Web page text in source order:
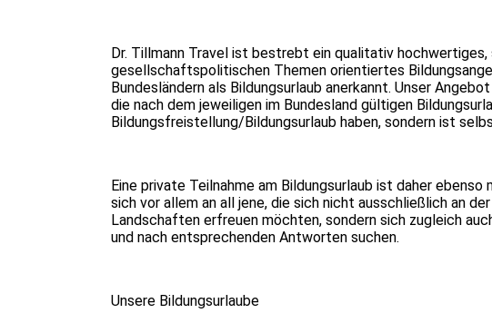
Dr. Tillmann Travel ist bestrebt ein qualitativ
gesellschaftspolitischen Themen orientiertes
Bundesländern als Bildungsurlaub anerkannt. Unser
die nach dem jeweiligen im Bundesland gültigen
Bildungsfreistellung/Bildungsurlaub haben, sondern ist
Eine private Teilnahme am Bildungsurlaub ist daher
sich vor allem an all jene, die sich nicht ausschließlich an
Landschaften erfreuen möchten, sondern sich zugleich
und nach entsprechenden Antworten suchen.
Unsere Bildungsurlaube